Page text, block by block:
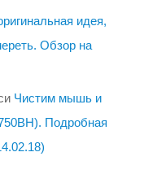
идея,
Обзор на
Чистим мышь и
Подробная